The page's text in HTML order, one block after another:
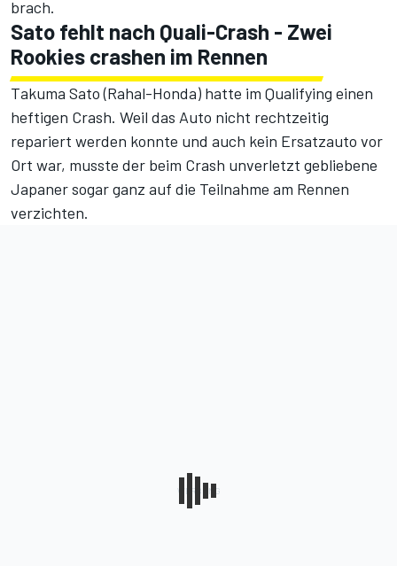
brach.
Sato fehlt nach Quali-Crash - Zwei
Rookies crashen im Rennen
Takuma Sato (Rahal-Honda) hatte im Qualifying einen
heftigen Crash. Weil das Auto nicht rechtzeitig
repariert werden konnte und auch kein Ersatzauto vor
Ort war, musste der beim Crash unverletzt gebliebene
Japaner sogar ganz auf die Teilnahme am Rennen
verzichten.